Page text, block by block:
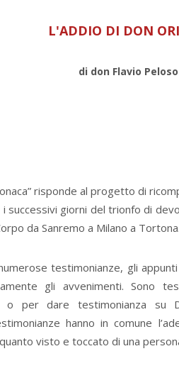
L'ADDIO DI DON
di don Flavio Peloso
risponde al progetto di
successivi giorni del trionfo di
da Sanremo a Milano a Tortona.
testimonianze, gli
gli avvenimenti. Sono
o per dare testimonianza su
hanno in comune
visto e toccato di una